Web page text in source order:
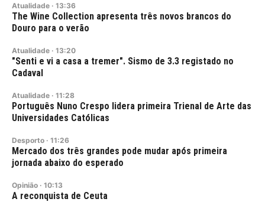
Atualidade · 13:36
The Wine Collection apresenta três novos brancos do
Douro para o verão
Atualidade · 13:20
"Senti e vi a casa a tremer". Sismo de 3.3 registado no
Cadaval
Atualidade · 11:28
Português Nuno Crespo lidera primeira Trienal de Arte das
Universidades Católicas
Desporto · 11:26
Mercado dos três grandes pode mudar após primeira
jornada abaixo do esperado
Opinião · 10:13
A reconquista de Ceuta